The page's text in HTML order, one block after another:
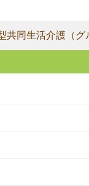
共同生活介護（